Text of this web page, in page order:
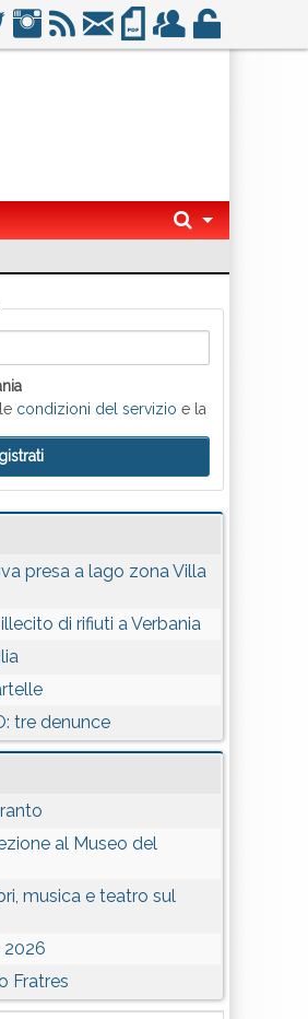
condizioni del servizio e la
presa a lago zona Villa
di rifiuti a Verbania
tre denunce
al Museo del
musica e teatro sul
2026
Fratres